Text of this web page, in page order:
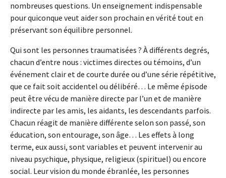
nombreuses questions. Un enseignement indispensable
pour quiconque veut aider son prochain en vérité tout en
préservant son équilibre personnel.
Qui sont les personnes traumatisées ? À différents degrés,
chacun d’entre nous : victimes directes ou témoins, d’un
événement clair et de courte durée ou d’une série répétitive,
que ce fait soit accidentel ou délibéré… Le même épisode
peut être vécu de manière directe par l’un et de manière
indirecte par les amis, les aidants, les descendants parfois.
Chacun réagit de manière différente selon son passé, son
éducation, son entourage, son âge… Les effets à long
terme, eux aussi, sont variables et peuvent intervenir au
niveau psychique, physique, religieux (spirituel) ou encore
social. Leur vision du monde ébranlée, les personnes